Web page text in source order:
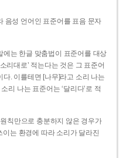
음성 언어인 표준어를 표음 문자
에는 한글 맞춤법이 표준어를 대상
리대로’ 적는다는 것은 그 표준어
. 이를테면 [나무]라고 소리 나는
리 나는 표준어는 ‘달리다’로 적
칙만으로 충분하지 않은 경우가
이는 환경에 따라 소리가 달라진